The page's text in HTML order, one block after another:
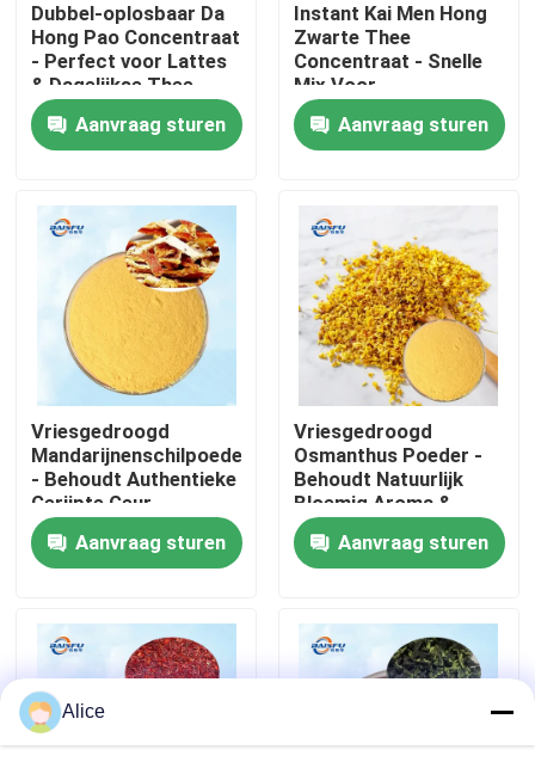
Thuis
Producten
Video's
VR-show
Over ons
Fabriekstocht
Kwaliteitscontrole
Nieuws
Voedingsmiddelenessenties
Dubbel-oplosbaar Da
Hong Pao Concentraat
- Perfect voor Lattes
& Dagelijkse Thee
Aanvraag sturen
Instant Kai Men Hong
Zwarte Thee
Concentraat - Snelle
Mix Voor
Warme/Koude Dranken
Aanvraag sturen
Vriesgedroogd
Mandarijnenschilpoeder
- Behoudt Authentieke
Gerijpte Geur
Aanvraag sturen
Vriesgedroogd
Osmanthus Poeder -
Behoudt Natuurlijk
Bloemig Aroma &
Versheid
Aanvraag sturen
Alice